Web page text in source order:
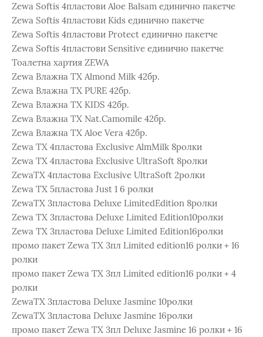
Zewa Softis 4пластови Aloe Balsam единично пакетче
Zewa Softis 4пластови Kids единично пакетче
Zewa Softis 4пластови Protect единично пакетче
Zewa Softis 4пластови Sensitive единично пакетче
Тоалетна хартия ZEWA
Zewa Влажна ТХ Almond Milk 42бр.
Zewa Влажна ТХ PURE 42бр.
Zewa Влажна ТХ KIDS 42бр.
Zewa Влажна ТХ Nat.Camomile 42бр.
Zewa Влажна ТХ Aloe Vera 42бр.
Zewa ТХ 4пластова Exclusive AlmMilk 8ролки
Zewa ТХ 4пластова Exclusive UltraSoft 8ролки
ZewaТХ 4пластова Exclusive UltraSoft 2ролки
Zewa ТХ 5пластова Just 1 6 ролки
ZewaТХ 3пластова Deluxe LimitedEdition 8pолки
Zewa ТХ 3пластова Deluxe Limited Еdition10ролки
Zewa TX 3пластова Deluxe Limited Edition16ролки
промо пакет Zewa TX 3пл Limited edition16 ролки + 16
ролки
промо пакет Zewa TX 3пл Limited edition16 ролки + 4
ролки
ZewaТХ 3пластова Deluxe Jasmine 10ролки
ZewaТХ 3пластова Deluxe Jasmine 16ролки
промо пакет Zewa ТХ 3пл Deluxe Jasmine 16 ролки + 16